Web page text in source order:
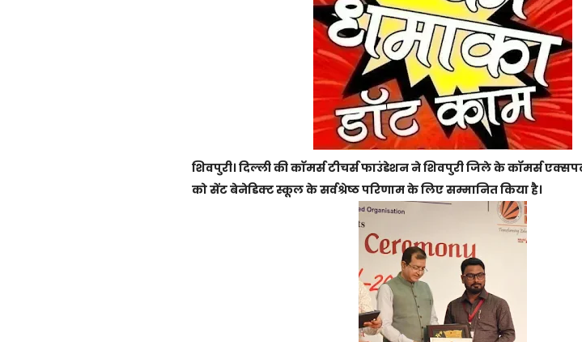
शिवपुरी। दिल्ली की काॅमर्स टीचर्स फाउंडेशन ने शिवपुरी जिले के कॉमर्स
को सेंट बेनेडिक्ट स्कूल के सर्वश्रेष्ठ परिणाम के लिए सम्मानित किया है।